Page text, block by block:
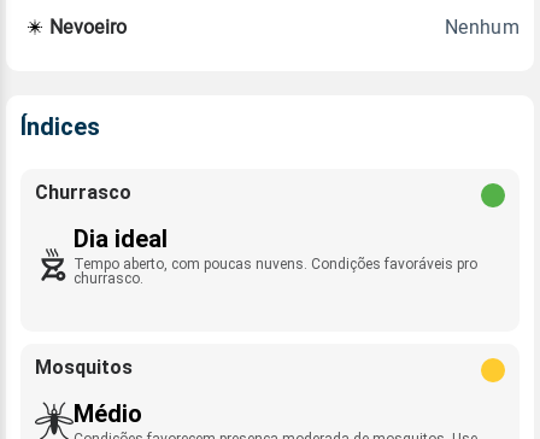
Nevoeiro Nenhum
Índices
Churrasco
Dia ideal
Tempo aberto, com poucas nuvens. Condições favoráveis pro
churrasco.
Mosquitos
Médio